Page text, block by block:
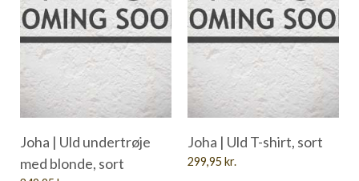
Joha | Uld undertrøje
med blonde, sort
Joha | Uld T-shirt, sort
299,95 kr.